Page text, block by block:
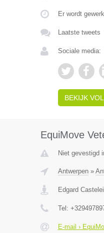
Er wordt
Laatste tweets
Sociale media:
BEKIJK
EquiMove
Niet gevestigd
Antwerpen»
Edgard
Tel:
E-mail ›